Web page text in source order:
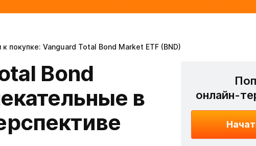
покупке: Vanguard Total Bond Market ETF (BND)
Bond
в
онлайн-